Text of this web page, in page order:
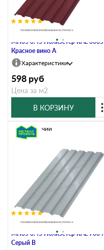
Профлист Металл Профиль
МП35 0.45 Полиэстер RAL 3005
Красное вино A
Характеристики
598 руб
Цена за м2
В КОРЗИНУ
Профлист Металл Профиль
МП35 0.45 Полиэстер RAL 7004
Серый B
В наличии